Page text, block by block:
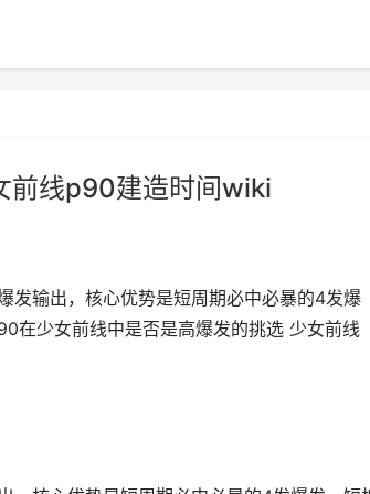
前线p90建造时间wiki
发输出，核心优势是短周期必中必暴的4发爆
在少女前线中是否是高爆发的挑选 少女前线